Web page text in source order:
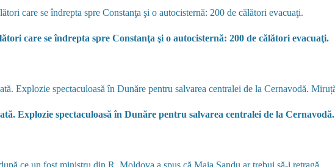
care se îndrepta spre Constanţa şi o autocisternă: 200 de călători evacuaţi.
Explozie spectaculoasă în Dunăre pentru salvarea centralei de la Cernavodă.